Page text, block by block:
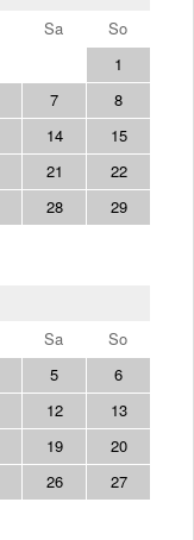
Sa
So
1
7
8
14
15
21
22
28
29
Sa
So
5
6
12
13
19
20
26
27